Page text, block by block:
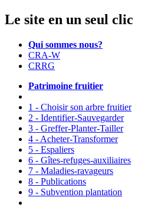
Le site en un seul clic
Qui sommes nous?
CRA-W
CRRG
Patrimoine fruitier
1 - Choisir son arbre fruitier
2 - Identifier-Sauvegarder
3 - Greffer-Planter-Tailler
4 - Acheter-Transformer
5 - Espaliers
6 - Gîtes-refuges-auxiliaires
7 - Maladies-ravageurs
8 - Publications
9 - Subvention plantation